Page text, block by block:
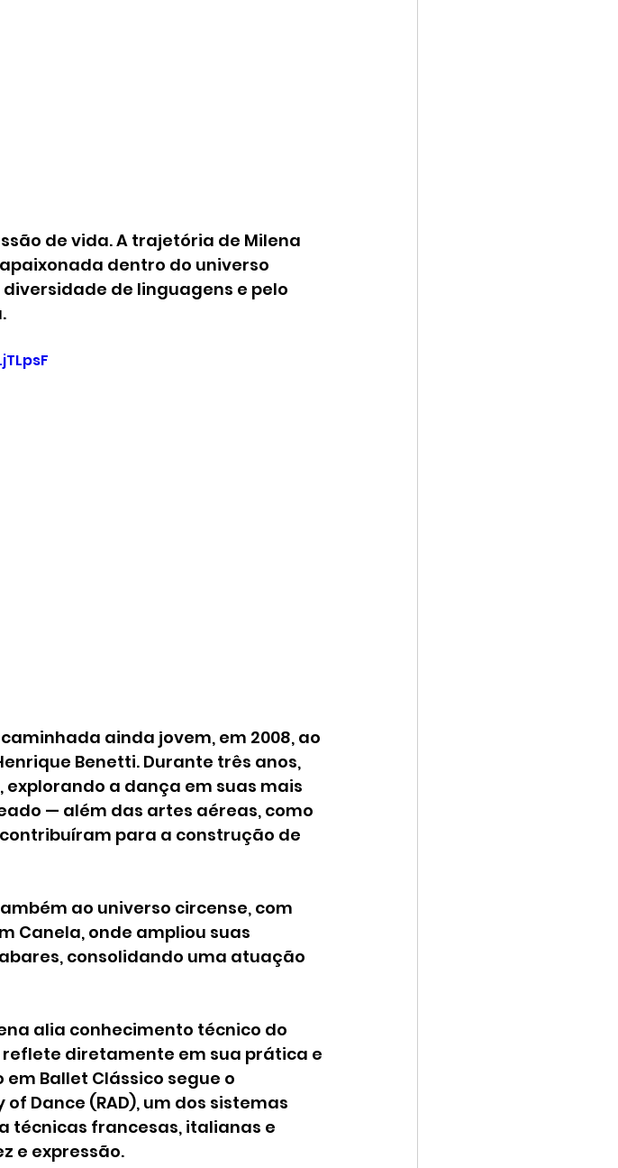
de vida. A trajetória de Milena
dentro do universo
de linguagens e pelo
ainda jovem, em 2008, ao
Benetti. Durante três anos,
a dança em suas mais
— além das artes aéreas, como
para a construção de
ao universo circense, com
Canela, onde ampliou suas
consolidando uma atuação
alia conhecimento técnico do
diretamente em sua prática e
Ballet Clássico segue o
Dance (RAD), um dos sistemas
técnicas francesas, italianas e
e expressão.